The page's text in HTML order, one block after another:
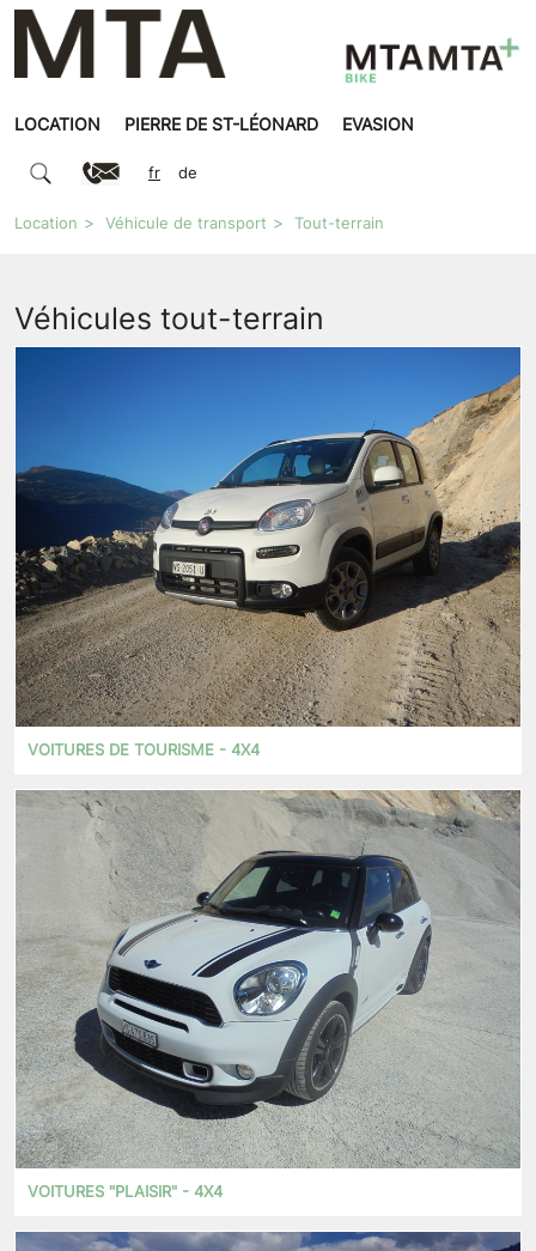
LOCATION PIERRE DE ST-LÉONARD EVASION
fr de
Location Véhicule de transport Tout-terrain
Véhicules tout-terrain
VOITURES DE TOURISME - 4X4
VOITURES "PLAISIR" - 4X4